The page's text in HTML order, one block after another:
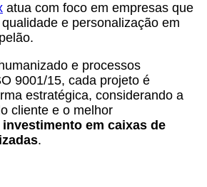
atua com foco em empresas que
e personalização em
e processos
9001/15, cada projeto é
estratégica, considerando a
cliente e o melhor
investimento em caixas de
.